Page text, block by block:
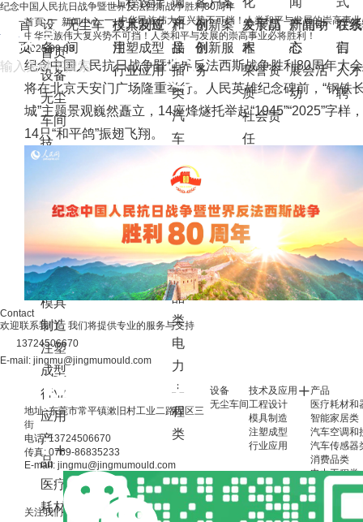
纪念中国人民抗日战争暨世界反法西斯战争胜利80周年
首
页
设
备
无尘车
间
技术及应
用
模具制造
注塑成型
行业应用
产
品
和
接
插
类
汽
车
感
器
类
消
费
品
类
电
力
工
程
类
创新案
例
例
创新服
务
关于晶
木
发展历
程
荣誉资
质
社会责
任
新闻中
心
产品动
态
展会活
动
联
们
在
言
人
聘
首页
设备
无尘
车间
技
应
用
工程
设计
模具
制造
注塑
成型
行业
应用
产
品
医疗
耗材
首頁 新闻中心
中华民族伟大复兴势不可挡！人类和平与发展的崇高事
中华民族伟大复兴势不可挡！人类和平与发展的崇高事业必将胜利！
2025.09.03
纪念中国人民抗日战争暨世界反法西斯战争胜利80周年大会
将在北京天安门广场隆重举行。人民英雄纪念碑前，“钢铁
城”主题景观巍然矗立，14座烽燧托举起“1945”“2025”字样，
14只“和平鸽”振翅飞翔。
Contact
欢迎联系我们，我们将提供专业的服务与支持
13724506670
E-mail: jingmu@jingmumould.com
地址: 东莞市常平镇漱旧村工业二路园区三
街
电话: 13724506670
传真: 0769-86835233
E-mail: jingmu@jingmumould.com
关注我们
设备
无尘车间
技术及应用
工程设计
模具制造
注塑成型
行业应用
产品
医疗耗材和
智能家居类
汽车空调和
汽车传感器
消费品类
电力工程类
联系我们
联系方式
在线留言